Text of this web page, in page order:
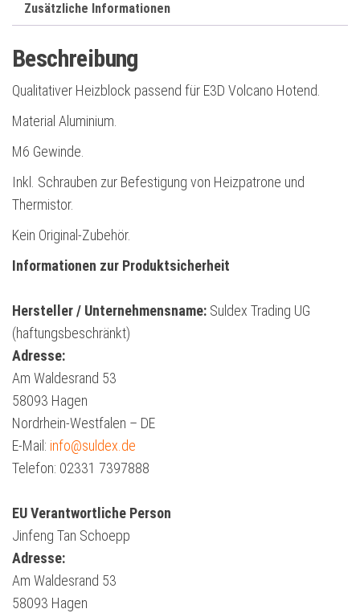
Zusätzliche Informationen
Beschreibung
Qualitativer Heizblock passend für E3D Volcano Hotend.
Material Aluminium.
M6 Gewinde.
Inkl. Schrauben zur Befestigung von Heizpatrone und
Thermistor.
Kein Original-Zubehör.
Informationen zur Produktsicherheit
Hersteller / Unternehmensname: Suldex Trading UG
(haftungsbeschränkt)
Adresse:
Am Waldesrand 53
58093 Hagen
Nordrhein-Westfalen – DE
E-Mail: info@suldex.de
Telefon: 02331 7397888
EU Verantwortliche Person
Jinfeng Tan Schoepp
Adresse:
Am Waldesrand 53
58093 Hagen